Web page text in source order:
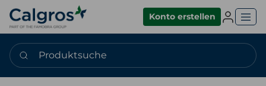
Konto erstellen
Produktsuche